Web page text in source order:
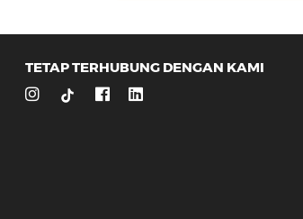
TETAP TERHUBUNG DENGAN KAMI